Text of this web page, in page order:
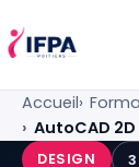
IFPA Poitiers
Accueil
AutoCAD
DESIGN